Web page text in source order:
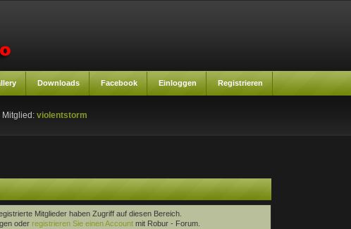
Downloads Facebook Einloggen Registrieren
Mitglied:violentstorm
Mitglieder haben Zugriff auf diesen Bereich.
oder registrieren Sie einen Accountmit Robur - Forum.